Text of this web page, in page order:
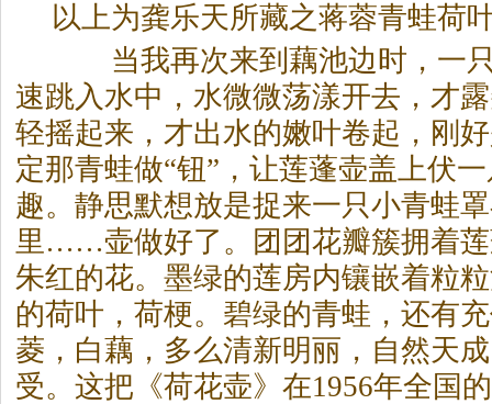
以上为龚乐天所藏之蒋蓉青蛙荷
当我再次来到藕池边时，一只
速跳入水中，水微微荡漾开去，才
轻摇起来，才出水的嫩叶卷起，刚
定那青蛙做“钮”，让莲蓬壶盖上伏
趣。静思默想放是捉来一只小青蛙
里……壶做好了。团团花瓣簇拥着
朱红的花。墨绿的莲房内镶嵌着粒
的荷叶，荷梗。碧绿的青蛙，还有
菱，白藕，多么清新明丽，自然天
受。这把《荷花壶》在1956年全国